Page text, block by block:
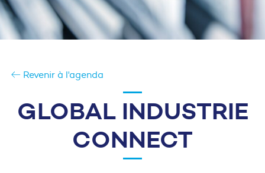
Revenir à l'agenda
GLOBAL INDUSTRIE
CONNECT